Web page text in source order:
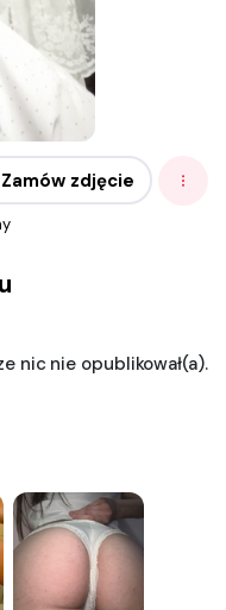
Zamów zdjęcie
nic nie opublikował(a).